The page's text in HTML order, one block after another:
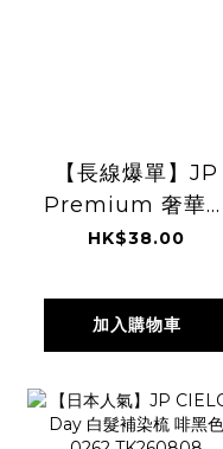
【長線爆單】JP
Premium 奢華升
級版 美味棒 雙倍芝
TK260808
HK$38.00
加入購物車